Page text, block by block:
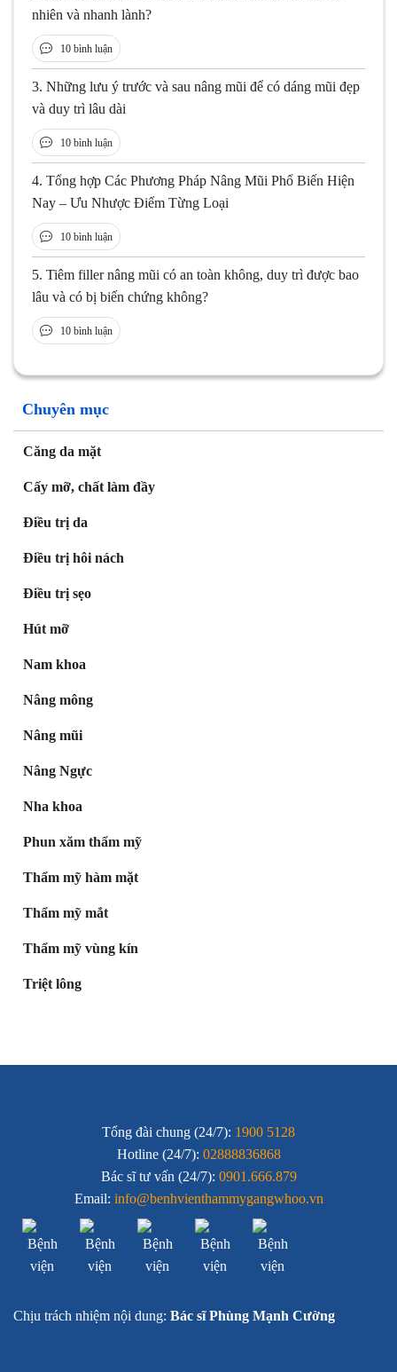
Chuyên mục
Căng da mặt
Cấy mỡ, chất làm đầy
Điều trị da
Điều trị hôi nách
Điều trị sẹo
Hút mỡ
Nam khoa
Nâng mông
Nâng mũi
Nâng Ngực
Nha khoa
Phun xăm thẩm mỹ
Thẩm mỹ hàm mặt
Thẩm mỹ mắt
Thẩm mỹ vùng kín
Triệt lông
nhiên và nhanh lành?
10 bình luận
3. Những lưu ý trước và sau nâng mũi để có dáng mũi đẹp
và duy trì lâu dài
10 bình luận
4. Tổng hợp Các Phương Pháp Nâng Mũi Phổ Biến Hiện
Nay – Ưu Nhược Điểm Từng Loại
10 bình luận
5. Tiêm filler nâng mũi có an toàn không, duy trì được bao
lâu và có bị biến chứng không?
10 bình luận
Tổng đài chung (24/7): 1900 5128
Hotline (24/7): 02888836868
Bác sĩ tư vấn (24/7): 0901.666.879
Email: info@benhvienthammygangwhoo.vn
Chịu trách nhiệm nội dung: Bác sĩ Phùng Mạnh Cường